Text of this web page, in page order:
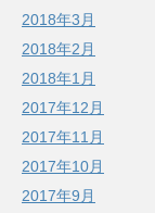
2018年3月
2018年2月
2018年1月
2017年12月
2017年11月
2017年10月
2017年9月